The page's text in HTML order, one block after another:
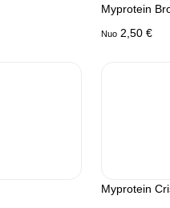
Myprotein
Nuo 2,50 €
Myprotein